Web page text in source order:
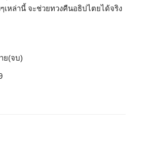
เหล่านี้ จะช่วยทวงคืนอธิปไตยได้จริง
ย(จบ)